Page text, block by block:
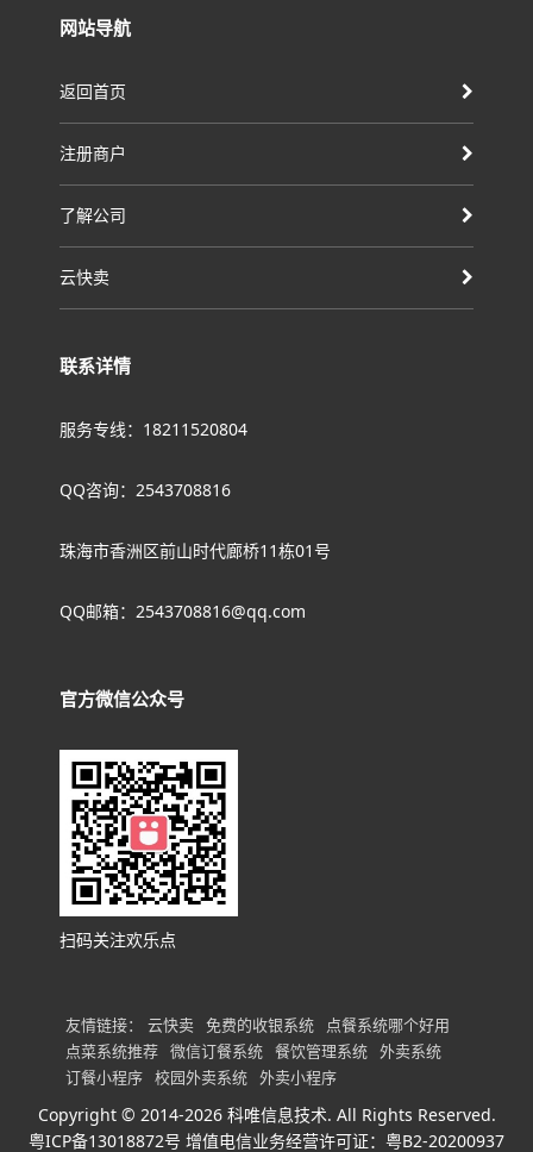
网站导航
返回首页
注册商户
了解公司
云快卖
联系详情
服务专线：18211520804
QQ咨询：2543708816
珠海市香洲区前山时代廊桥11栋01号
QQ邮箱：2543708816@qq.com
官方微信公众号
扫码关注欢乐点
友情链接： 云快卖 免费的收银系统
点餐系统哪个好用
点菜系统推荐 微信订餐系统 餐饮管理系统 外卖系统
订餐小程序 校园外卖系统 外卖小程序
Copyright © 2014-2026 科唯信息技术. All Rights Reserved.
粤ICP备13018872号 增值电信业务经营许可证：粤B2-20200937